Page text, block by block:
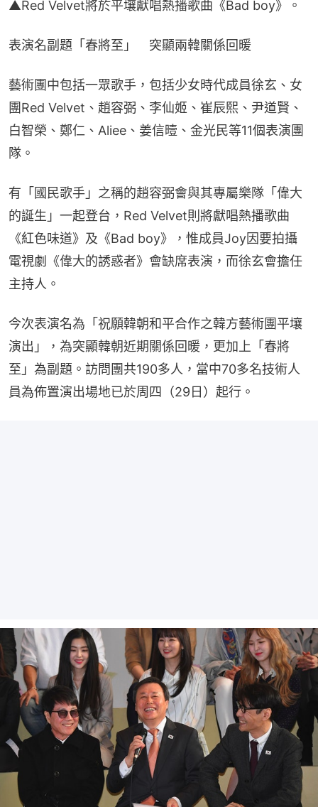
▲Red Velvet將於平壤獻唱熱播歌曲《Bad boy》。
表演名副題「春將至」　突顯兩韓關係回暖
藝術團中包括一眾歌手，包括少女時代成員徐玄、女
團Red Velvet、趙容弼、李仙姬、崔辰熙、尹道賢、
白智榮、鄭仁、Aliee、姜信曀、金光民等11個表演團
隊。
有「國民歌手」之稱的趙容弼會與其專屬樂隊「偉大
的誕生」一起登台，Red Velvet則將獻唱熱播歌曲
《紅色味道》及《Bad boy》，惟成員Joy因要拍攝
電視劇《偉大的誘惑者》會缺席表演，而徐玄會擔任
主持人。
今次表演名為「祝願韓朝和平合作之韓方藝術團平壤
演出」，為突顯韓朝近期關係回暖，更加上「春將
至」為副題。訪問團共190多人，當中70多名技術人
員為佈置演出場地已於周四（29日）起行。